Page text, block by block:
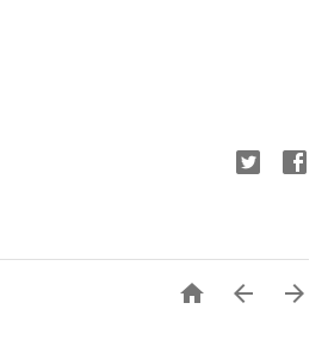
  